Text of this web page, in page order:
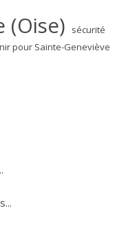
(Oise) sécurité
pour Sainte-Geneviève